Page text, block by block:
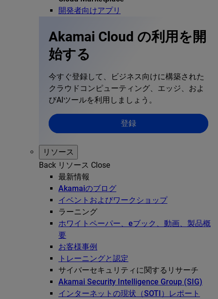
開発者向けアプリ
Akamai Cloud の利用を開
始する
今すぐ登録して、ビジネス向けに構築された
クラウドコンピューティング、エッジ、およ
びAIツールを利用しましょう。
登録
リソース
Back リソース Close
最新情報
Akamaiのブログ
イベントおよびワークショップ
ラーニング
ホワイトペーパー、eブック、動画、製品概
要
お客様事例
トレーニングと認定
サイバーセキュリティに関するリサーチ
Akamai Security Intelligence Group (SIG)
インターネットの現状（SOTI）レポート